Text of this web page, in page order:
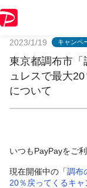
2023/1/19 キャンペ
東京都調布市「
ュレスで最大
について
いつもPayPayをご
現在開催中の「調布
20％戻ってくるキャ